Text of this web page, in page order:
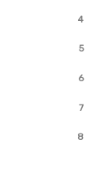
4
5
6
7
8